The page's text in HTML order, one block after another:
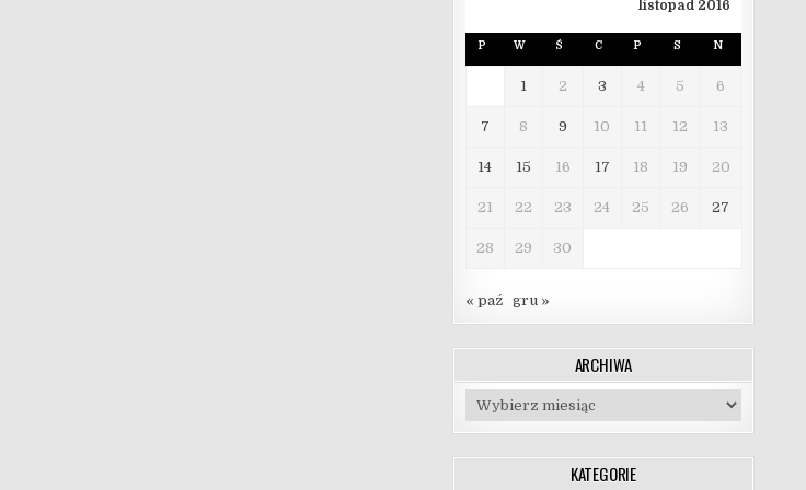
listopad 2016
P W Ś C P S N
1 2 3 4 5 6
7 8 9 10 11 12 13
14 15 16 17 18 19 20
21 22 23 24 25 26 27
28 29 30
« paź gru »
ARCHIWA
Archiwa
KATEGORIE